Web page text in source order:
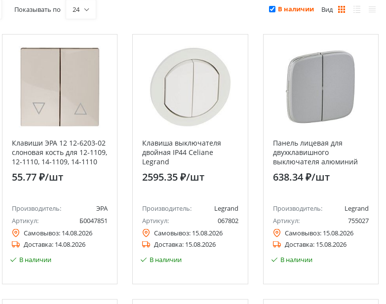
Показывать по 24 В наличии Вид
Клавиши ЭРА 12 12-6203-02
слоновая кость для 12-1109,
12-1110, 14-1109, 14-1110
55.77 ₽/шт
Производитель:
ЭРА
Артикул:
Б0047851
Самовывоз: 14.08.2026
Доставка: 14.08.2026
В наличии
Клавиша выключателя
двойная IP44 Celiane
Legrand
2595.35 ₽/шт
Производитель:
Legrand
Артикул:
067802
Самовывоз: 15.08.2026
Доставка: 15.08.2026
В наличии
Панель лицевая для
двухклавишного
выключателя алюминий
Valena ALLURE Legrand
638.34 ₽/шт
Производитель:
Legrand
Артикул:
755027
Самовывоз: 15.08.2026
Доставка: 15.08.2026
В наличии